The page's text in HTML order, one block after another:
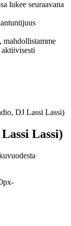
mahdollistamme
DJ Lassi Lassi)
Lassi)